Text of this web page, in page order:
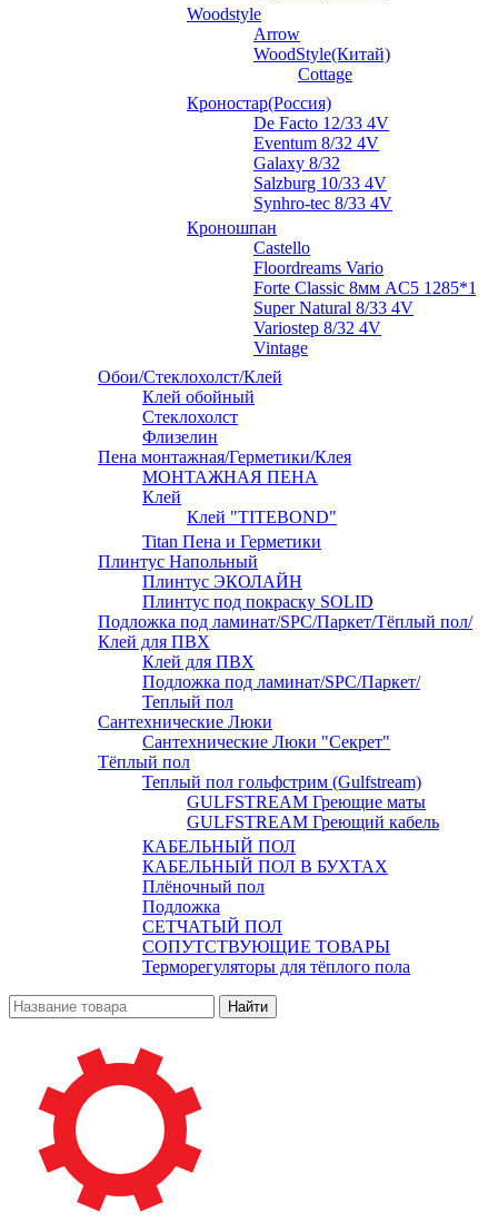
Woodstyle
Arrow
WoodStyle(Китай)
Cottage
Кроностар(Россия)
De Facto 12/33 4V
Eventum 8/32 4V
Galaxy 8/32
Salzburg 10/33 4V
Synhro-tec 8/33 4V
Кроношпан
Castello
Floordreams Vario
Forte Classic 8мм AC5 1285*192
Super Natural 8/33 4V
Variostep 8/32 4V
Vintage
Обои/Стеклохолст/Клей
Клей обойный
Стеклохолст
Флизелин
Пена монтажная/Герметики/Клея
МОНТАЖНАЯ ПЕНА
Клей
Клей "TITEBOND"
Titan Пена и Герметики
Плинтус Напольный
Плинтус ЭКОЛАЙН
Плинтус под покраску SOLID
Подложка под ламинат/SPC/Паркет/Тёплый пол/
Клей для ПВХ
Клей для ПВХ
Подложка под ламинат/SPC/Паркет/
Теплый пол
Сантехнические Люки
Сантехнические Люки "Секрет"
Тёплый пол
Теплый пол гольфстрим (Gulfstream)
GULFSTREAM Греющие маты
GULFSTREAM Греющий кабель
КАБЕЛЬНЫЙ ПОЛ
КАБЕЛЬНЫЙ ПОЛ В БУХТАХ
Плёночный пол
Подложка
СЕТЧАТЫЙ ПОЛ
СОПУТСТВУЮЩИЕ ТОВАРЫ
Терморегуляторы для тёплого пола
Найти